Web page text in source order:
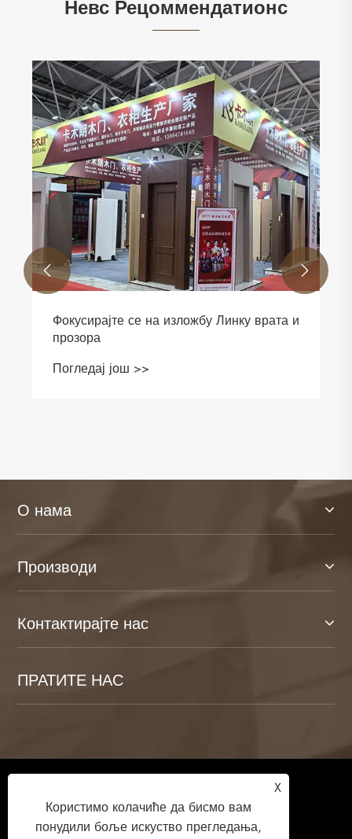
Невс Рецоммендатионс
Фокусирајте се на изложбу Линку врата и
прозора
Погледај још >>
 
О нама
Производи
Контактирајте нас
ПРАТИТЕ НАС
Ауторско право © 2026 Веифанг Камуланг
Хоме Тецхнологи Цо., Лтд. Сва права
задржана.
X
Користимо колачиће да бисмо вам
понудили боље искуство прегледања,